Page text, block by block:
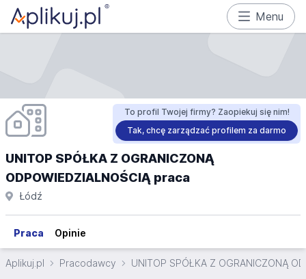
Menu
To profil Twojej firmy? Zaopiekuj się nim!
Tak, chcę zarządzać profilem za darmo
UNITOP SPÓŁKA Z OGRANICZONĄ
ODPOWIEDZIALNOŚCIĄ praca
Łódź
Praca Opinie
Aplikuj.pl Pracodawcy UNITOP SPÓŁKA Z OGRANICZONĄ